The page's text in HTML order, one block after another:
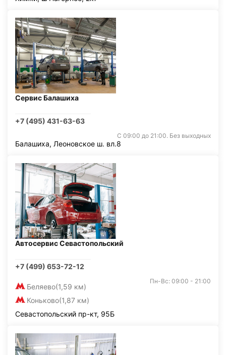
Сервис Балашиха
+7 (495) 431-63-63
С 09:00 до 21:00. Без выходных
Балашиха, Леоновское ш. вл.8
Автосервис Севастопольский
+7 (499) 653-72-12
Беляево(1,59 км)
Коньково(1,87 км)
Пн-Вс: 09:00 - 21:00
Севастопольский пр-кт, 95Б